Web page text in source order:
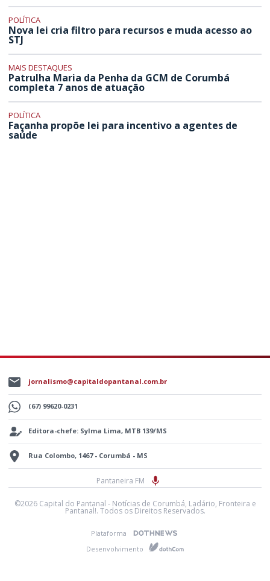
POLÍTICA
Nova lei cria filtro para recursos e muda acesso ao
STJ
MAIS DESTAQUES
Patrulha Maria da Penha da GCM de Corumbá
completa 7 anos de atuação
POLÍTICA
Façanha propõe lei para incentivo a agentes de
saúde
jornalismo@capitaldopantanal.com.br
(67) 99620-0231
Editora-chefe: Sylma Lima, MTB 139/MS
Rua Colombo, 1467 - Corumbá - MS
Pantaneira FM
©2026 Capital do Pantanal - Notícias de Corumbá, Ladário, Fronteira e
Pantanal!. Todos os Direitos Reservados.
Plataforma
Desenvolvimento